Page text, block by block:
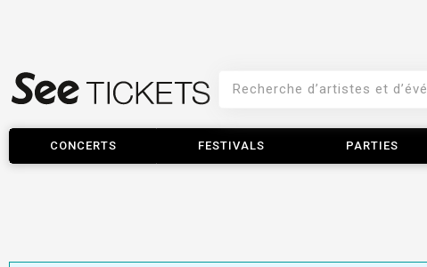
CONCERTS FESTIVALS PARTIES